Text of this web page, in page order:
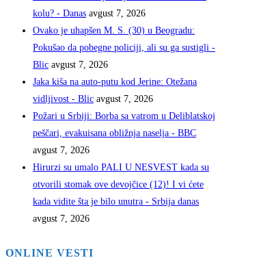
kolu? - Danas avgust 7, 2026
Ovako je uhapšen M. S. (30) u Beogradu:
Pokušao da pobegne policiji, ali su ga sustigli -
Blic avgust 7, 2026
Jaka kiša na auto-putu kod Jerine: Otežana
vidljivost - Blic avgust 7, 2026
Požari u Srbiji: Borba sa vatrom u Deliblatskoj
peščari, evakuisana obližnja naselja - BBC
avgust 7, 2026
Hirurzi su umalo PALI U NESVEST kada su
otvorili stomak ove devojčice (12)! I vi ćete
kada vidite šta je bilo unutra - Srbija danas
avgust 7, 2026
ONLINE VESTI